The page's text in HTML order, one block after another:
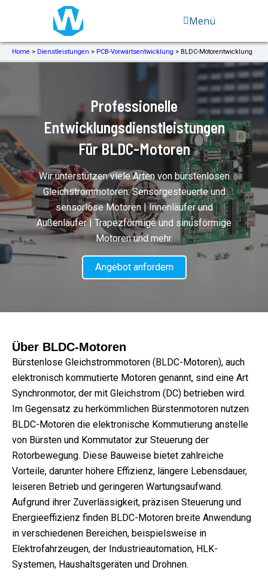
Menü
Home > Dienstleistungen > PCB-Vorwärtsentwicklung > BLDC-Motorentwicklung
Professionelle
Entwicklungsdienstleistungen
Für BLDC-Motoren
Wir unterstützen viele Arten von bürstenlosen
Gleichstrommotoren: Sensorgesteuerte und
sensorlose Motoren | Innenläufer und
Außenläufer | Trapezförmige und sinusförmige
Motoren und mehr.
Angebot anfordern
Über BLDC-Motoren
Bürstenlose Gleichstrommotoren (BLDC-Motoren), auch
elektronisch kommutierte Motoren genannt, sind eine Art
Synchronmotor, der mit Gleichstrom (DC) betrieben wird.
Im Gegensatz zu herkömmlichen Bürstenmotoren nutzen
BLDC-Motoren die elektronische Kommutierung anstelle
von Bürsten und Kommutator zur Steuerung der
Rotorbewegung. Diese Bauweise bietet zahlreiche
Vorteile, darunter höhere Effizienz, längere Lebensdauer,
leiseren Betrieb und geringeren Wartungsaufwand.
Aufgrund ihrer Zuverlässigkeit, präzisen Steuerung und
Energieeffizienz finden BLDC-Motoren breite Anwendung
in verschiedenen Bereichen, beispielsweise in
Elektrofahrzeugen, der Industrieautomation, HLK-
Systemen, Haushaltsgeräten und Drohnen.